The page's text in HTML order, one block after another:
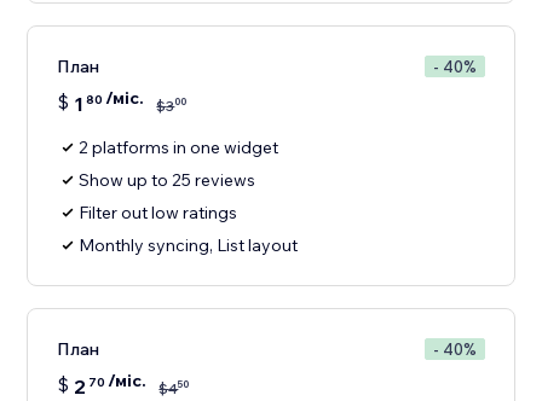
План - 40%
$ 1 80 /міс. $300
2 platforms in one widget
Show up to 25 reviews
Filter out low ratings
Monthly syncing, List layout
План - 40%
$ 2 70 /міс. $450